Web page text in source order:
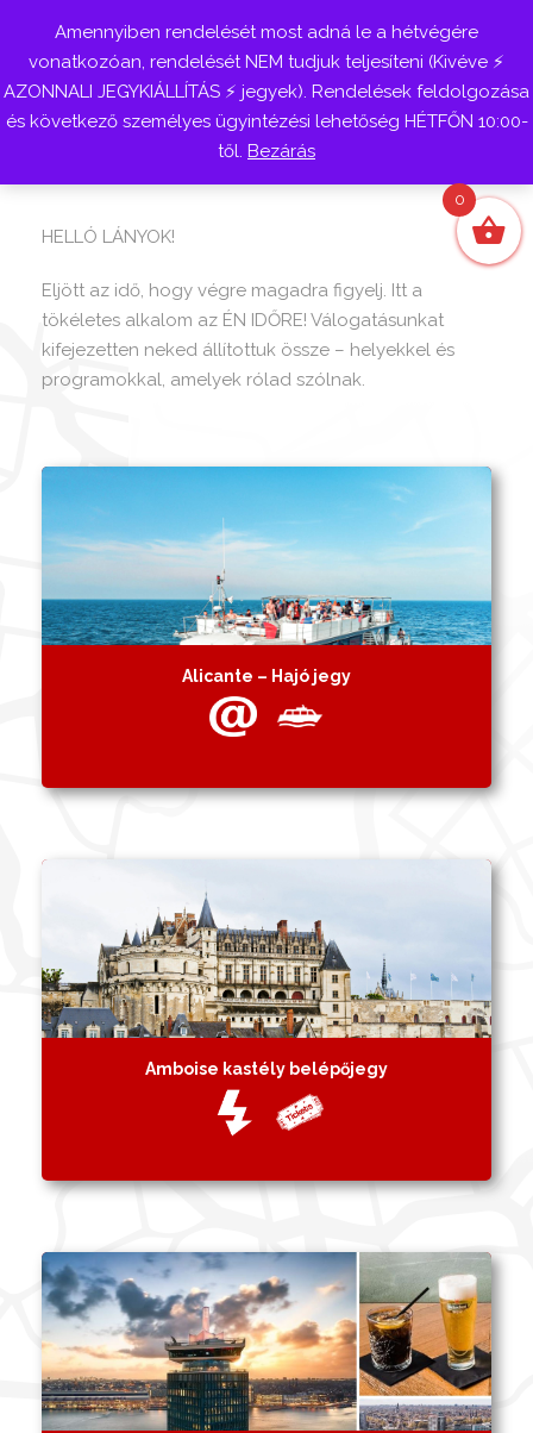
Belépés
HELLÓ LÁNYOK!
Eljött az idő, hogy végre magadra figyelj. Itt a
tökéletes alkalom az ÉN IDŐRE! Válogatásunkat
kifejezetten neked állítottuk össze – helyekkel és
programokkal, amelyek rólad szólnak.
Alicante – Hajó jegy
Amboise kastély belépőjegy
Amennyiben rendelését most adná le a hétvégére
vonatkozóan, rendelését NEM tudjuk teljesíteni (Kivéve ⚡
AZONNALI JEGYKIÁLLÍTÁS ⚡ jegyek). Rendelések feldolgozása
és következő személyes ügyintézési lehetőség HÉTFŐN 10:00-
től. Bezárás
0